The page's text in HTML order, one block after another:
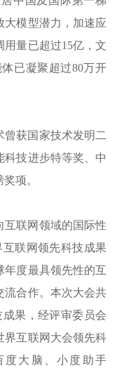
大模型潜力，加速应
用量已超过15亿，文
已凝聚超过80万开
曾获国家技术发明二
科技进步特等奖、中
项。
互联网领域的国际性
联网领先科技成果
年度最具领先性的互
流合作。本次大会共
果，经评审委员会
界互联网大会领先科
度大脑、小度助手